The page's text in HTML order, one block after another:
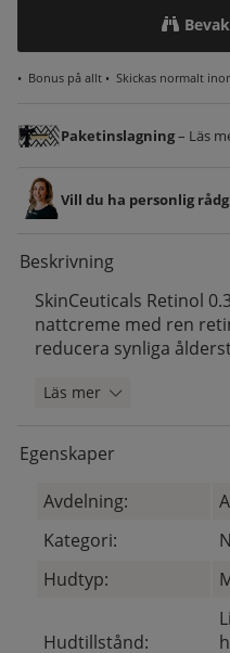
• Bonus på allt • Skickas normalt
Paketinslagning– Läs
Vill du ha personlig
Beskrivning
SkinCeuticals Retinol
nattcreme med ren
reducera synliga
Läs mer
Egenskaper
Avdelning:
Kategori:
Hudtyp:
Hudtillstånd: